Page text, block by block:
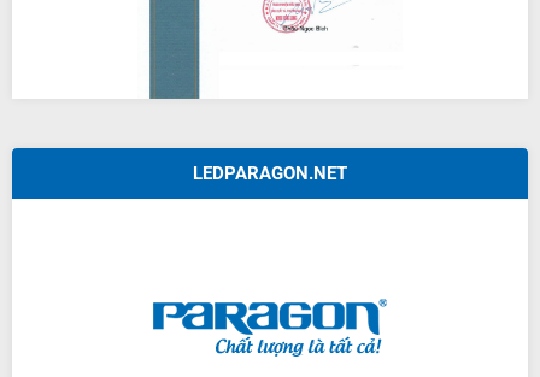
LEDPARAGON.NET